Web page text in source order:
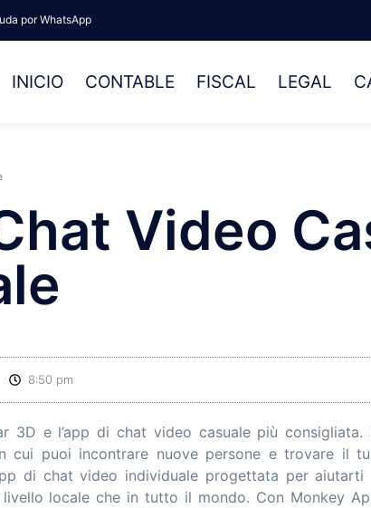
por WhatsApp
INICIO CONTABLE FISCAL LEGAL
Video
8:50 pm
3D e l’app di chat video casuale più consigliata.
cui puoi incontrare nuove persone e trovare il
di chat video individuale progettata per aiutarti
locale che in tutto il mondo. Con Monkey